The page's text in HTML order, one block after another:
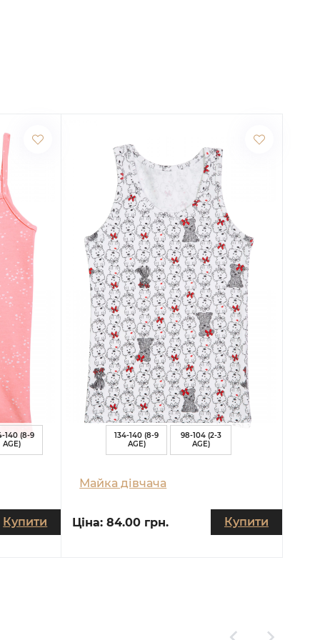
140 (8-9
AGE)
Купити
134-140 (8-9
AGE)
98-104 (2-3
AGE)
Майка дівчача
Ціна:84.00 грн. Купити